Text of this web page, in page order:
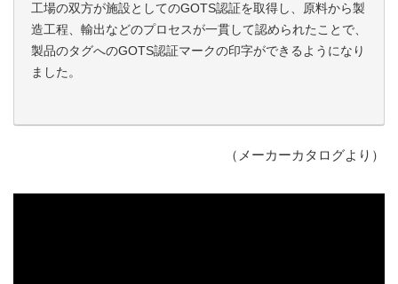
工場の双方が施設としてのGOTS認証を取得し、原料から製
造工程、輸出などのプロセスが一貫して認められたことで、
製品のタグへのGOTS認証マークの印字ができるようになり
ました。
（メーカーカタログより）